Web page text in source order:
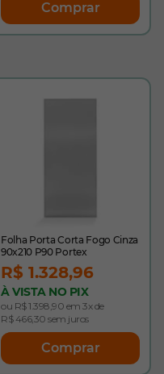
Comprar
Folha Porta Corta Fogo Cinza
90x210 P90 Portex
R$ 1.328,96
À VISTA NO PIX
ou R$ 1.398,90 em 3x de
R$ 466,30 sem juros
Comprar